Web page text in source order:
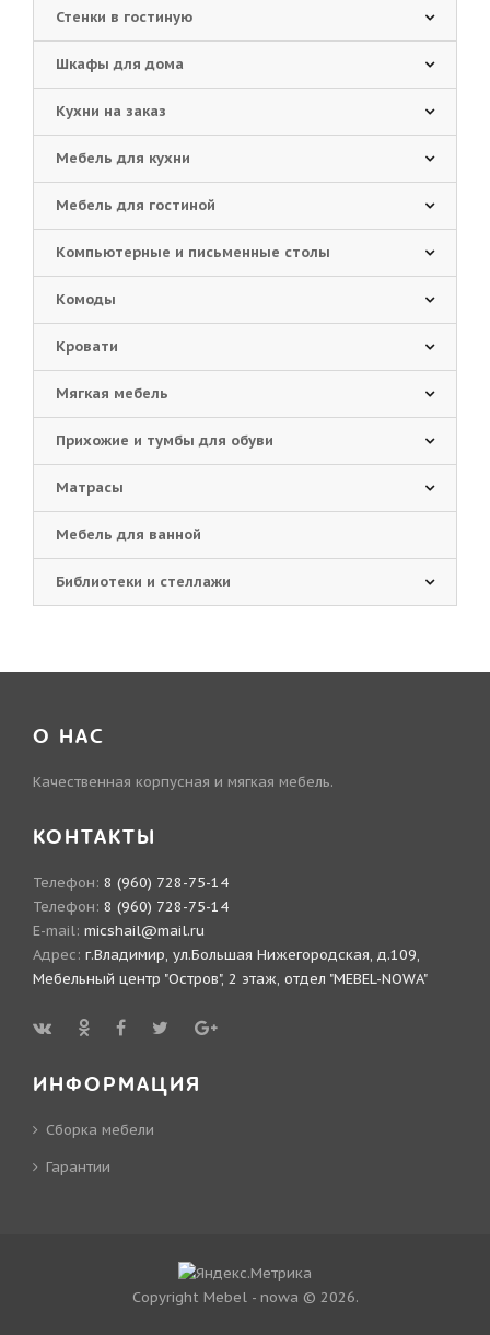
Стенки в гостиную
Шкафы для дома
Кухни на заказ
Мебель для кухни
Мебель для гостиной
Компьютерные и письменные столы
Комоды
Кровати
Мягкая мебель
Прихожие и тумбы для обуви
Матрасы
Мебель для ванной
Библиотеки и стеллажи
О НАС
Качественная корпусная и мягкая мебель.
КОНТАКТЫ
Телефон: 8 (960) 728-75-14
Телефон: 8 (960) 728-75-14
E-mail: micshail@mail.ru
Адрес: г.Владимир, ул.Большая Нижегородская, д.109,
Мебельный центр "Остров", 2 этаж, отдел "MEBEL-NOWA"
ИНФОРМАЦИЯ
Сборка мебели
Гарантии
Copyright Mebel - nowa © 2026.